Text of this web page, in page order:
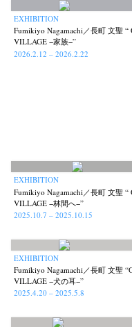
EXHIBITION
Fumikiyo Nagamachi／長町 文聖 “
VILLAGE −家族−”
2026.2.12 – 2026.2.22
EXHIBITION
Fumikiyo Nagamachi／長町 文聖 “
VILLAGE −林間へ−”
2025.10.7 – 2025.10.15
EXHIBITION
Fumikiyo Nagamachi／長町 文聖
VILLAGE −犬の耳−”
2025.4.20 – 2025.5.8